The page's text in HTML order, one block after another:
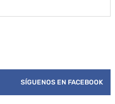
SÍGUENOS EN FACEBOOK